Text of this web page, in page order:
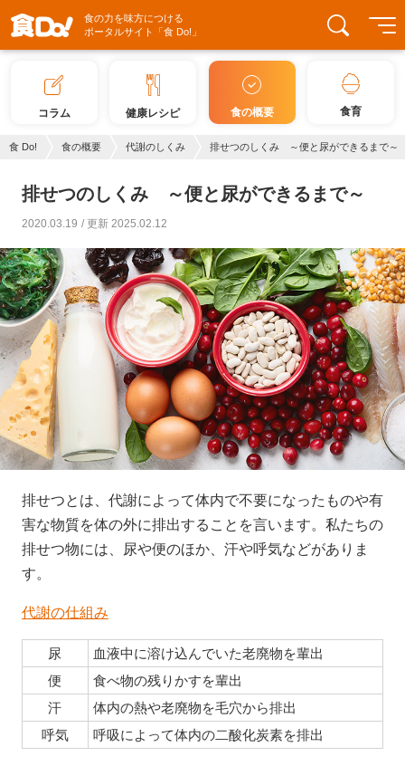
食の力を味方につける
ポータルサイト「食 Do!」
コラム 健康レシピ 食の概要 食育
食 Do! 食の概要 代謝のしくみ 排せつのしくみ ～便と尿ができるまで～
排せつのしくみ ～便と尿ができるまで～
2020.03.19 更新 2025.02.12
排せつとは、代謝によって体内で不要になったものや有
害な物質を体の外に排出することを言います。私たちの
排せつ物には、尿や便のほか、汗や呼気などがありま
す。
代謝の仕組み
尿
血液中に溶け込んでいた老廃物を輩出
便
食べ物の残りかすを輩出
汗
体内の熱や老廃物を毛穴から排出
呼気
呼吸によって体内の二酸化炭素を排出